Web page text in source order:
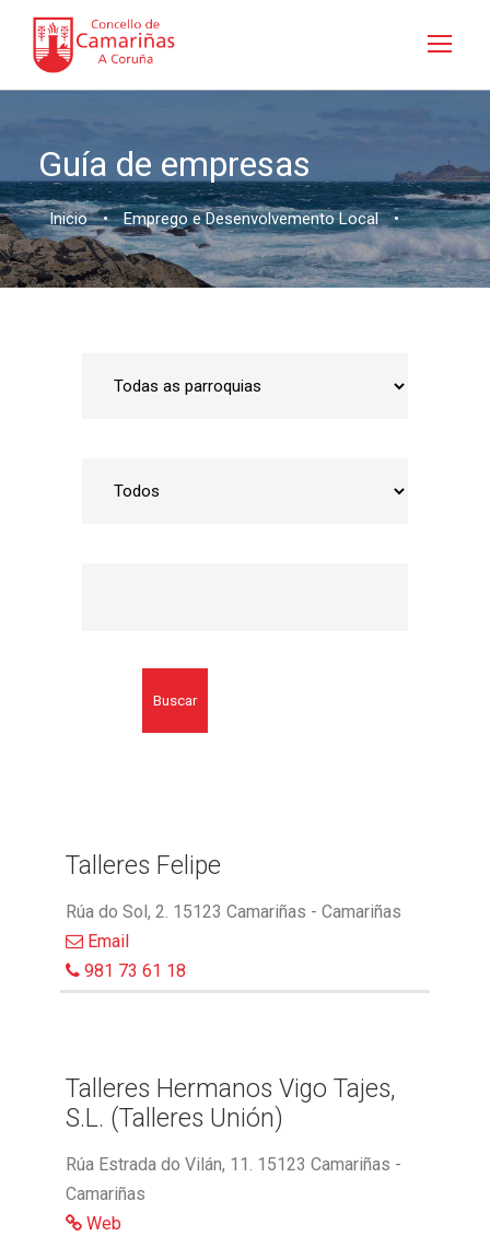
Guía de empresas
Inicio • Emprego e Desenvolvemento Local •
Buscar
Talleres Felipe
Rúa do Sol, 2. 15123 Camariñas - Camariñas
Email
981 73 61 18
Talleres Hermanos Vigo Tajes,
S.L. (Talleres Unión)
Rúa Estrada do Vilán, 11. 15123 Camariñas -
Camariñas
Web